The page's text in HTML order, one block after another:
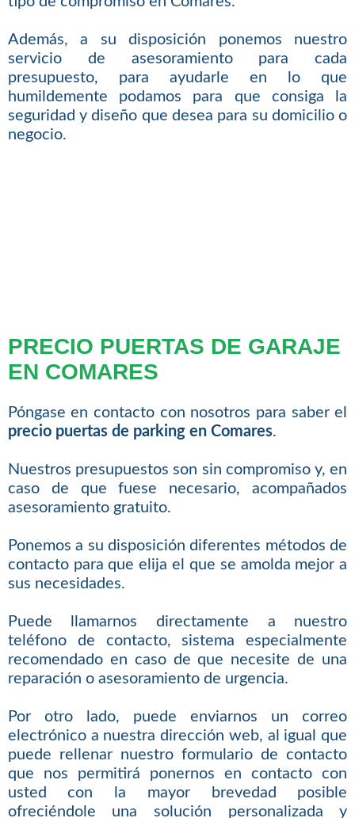
Además, a su disposición ponemos nuestro
servicio de asesoramiento para cada
presupuesto, para ayudarle en lo que
humildemente podamos para que consiga la
seguridad y diseño que desea para su domicilio o
negocio.
PRECIO PUERTAS DE GARAJE
EN COMARES
Póngase en contacto con nosotros para saber el
precio puertas de parking en Comares.
Nuestros presupuestos son sin compromiso y, en
caso de que fuese necesario, acompañados
asesoramiento gratuito.
Ponemos a su disposición diferentes métodos de
contacto para que elija el que se amolda mejor a
sus necesidades.
Puede llamarnos directamente a nuestro
teléfono de contacto, sistema especialmente
recomendado en caso de que necesite de una
reparación o asesoramiento de urgencia.
Por otro lado, puede enviarnos un correo
electrónico a nuestra dirección web, al igual que
puede rellenar nuestro formulario de contacto
que nos permitirá ponernos en contacto con
usted con la mayor brevedad posible
ofreciéndole una solución personalizada y